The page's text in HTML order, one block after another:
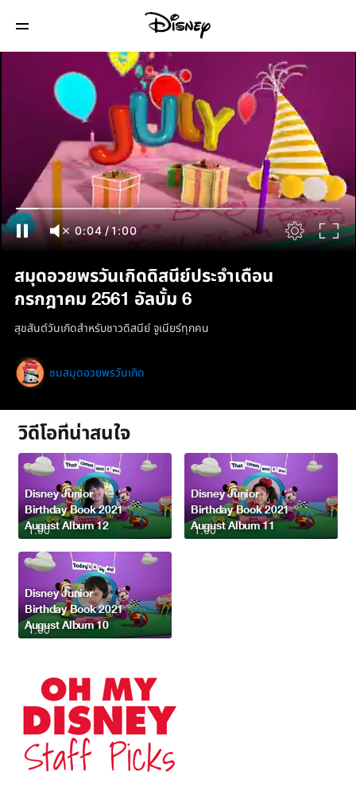
0:04/1:00
สมุดอวยพรวันเกิดดิสนีย์ประจำเดือน
กรกฎาคม 2561 อัลบั้ม 6
สุขสันต์วันเกิดสำหรับชาวดิสนีย์ จูเนียร์ทุกคน
ชมสมุดอวยพรวันเกิด
วิดีโอที่น่าสนใจ
1:00
Disney Junior
Birthday Book 2021
August Album 12
1:00
Disney Junior
Birthday Book 2021
August Album 11
1:00
Disney Junior
Birthday Book 2021
August Album 10